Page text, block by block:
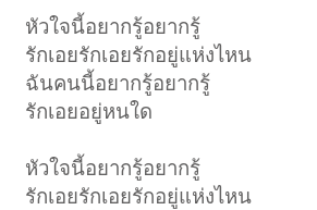
หัวใจนี้อยากรู้อยากรู้
รักเอยรักเอยรักอยู่แห่งไหน
ฉันคนนี้อยากรู้อยากรู้
รักเอยอยู่หนใด
หัวใจนี้อยากรู้อยากรู้
รักเอยรักเอยรักอยู่แห่งไหน